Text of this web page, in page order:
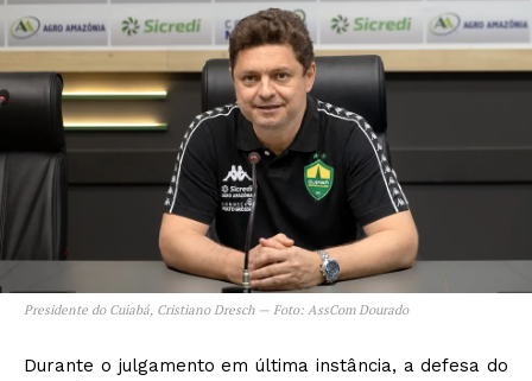
Presidente do Cuiabá, Cristiano Dresch — Foto: AssCom Dourado
Durante o julgamento em última instância, a defesa do